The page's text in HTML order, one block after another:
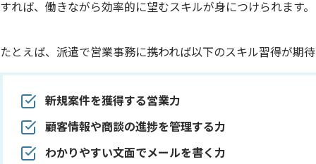
すれば、働きながら効率的に望むスキルが身につけられます。
たとえば、派遣で営業事務に携われば以下のスキル習得が期
新規案件を獲得する営業力
顧客情報や商談の進捗を管理する力
わかりやすい文面でメールを書く力